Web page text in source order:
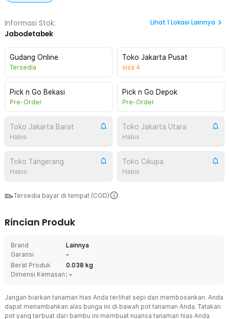
Informasi Stok:
Jabodetabek
Lihat 1Lokasi Lainnya
Gudang Online
Tersedia
Toko Jakarta Pusat
sisa 4
Pick n Go Bekasi
Pre-Order
Pick n Go Depok
Pre-Order
Toko Jakarta Barat
Habis
Toko Jakarta Utara
Habis
Toko Tangerang
Habis
Toko Cikupa
Habis
Tersedia bayar di tempat (COD)
Rincian Produk
Brand
Lainnya
Garansi
-
Berat Produk
0.038 kg
Dimensi Kemasan : -
Jangan biarkan tanaman hias Anda terlihat sepi dan membosankan. Anda
dapat menambahkan alas bunga ini di bawah pot tanaman Anda. Tatakan
pot yang terbuat dari bambu ini membuat nuansa tanaman hias Anda